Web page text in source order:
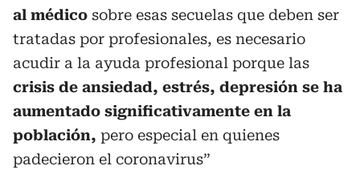
al médico sobre esas secuelas que deben ser
tratadas por profesionales, es necesario
acudir a la ayuda profesional porque las
crisis de ansiedad, estrés, depresión se ha
aumentado significativamente en la
población, pero especial en quienes
padecieron el coronavirus”